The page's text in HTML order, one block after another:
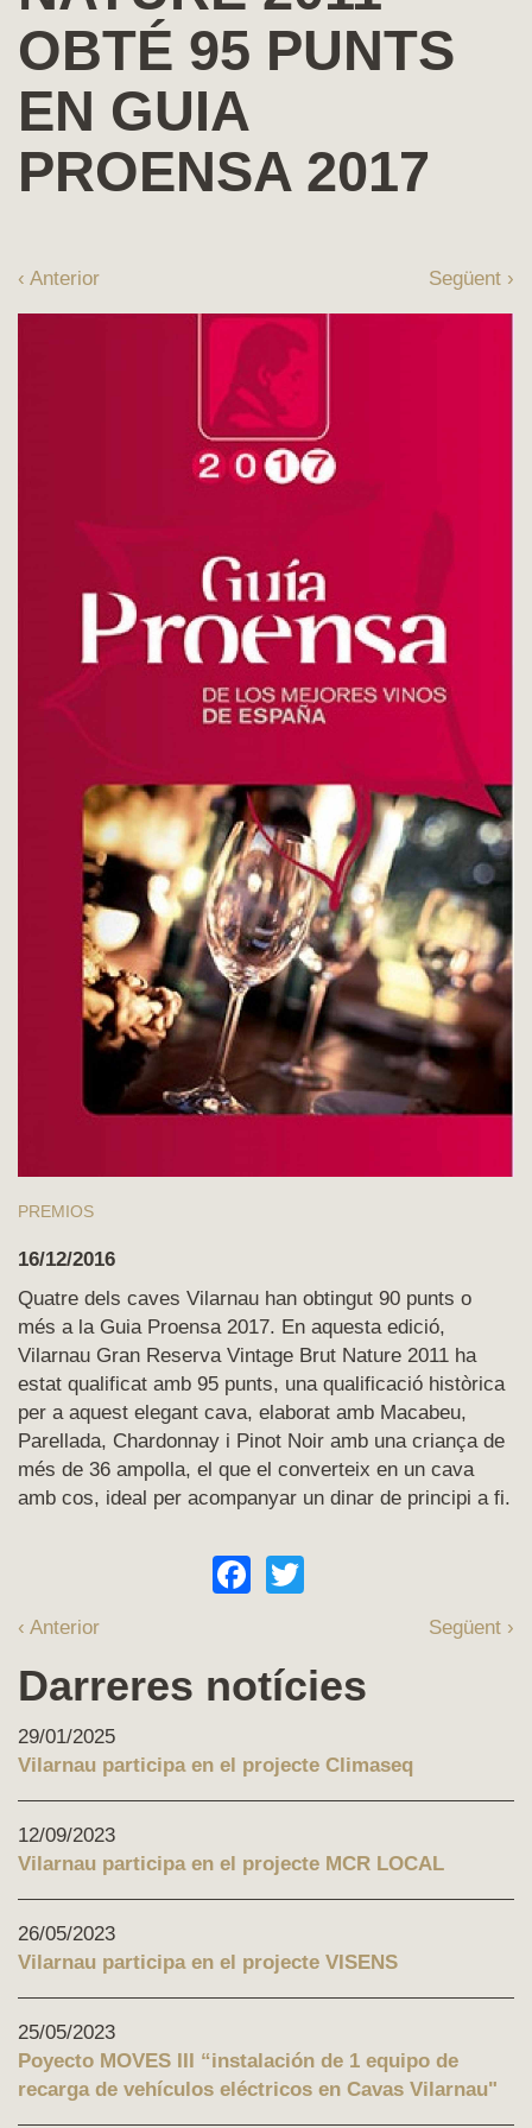
OBTÉ 95 PUNTS
EN GUIA
PROENSA 2017
‹ Anterior Següent ›
PREMIOS
16/12/2016
Quatre dels caves Vilarnau han obtingut 90 punts o
més a la Guia Proensa 2017. En aquesta edició,
Vilarnau Gran Reserva Vintage Brut Nature 2011 ha
estat qualificat amb 95 punts, una qualificació històrica
per a aquest elegant cava, elaborat amb Macabeu,
Parellada, Chardonnay i Pinot Noir amb una criança de
més de 36 ampolla, el que el converteix en un cava
amb cos, ideal per acompanyar un dinar de principi a fi.
Facebook
‹ Anterior Següent ›
Darreres notícies
29/01/2025
Vilarnau participa en el projecte Climaseq
12/09/2023
Vilarnau participa en el projecte MCR LOCAL
26/05/2023
Vilarnau participa en el projecte VISENS
25/05/2023
Poyecto MOVES III “instalación de 1 equipo de
recarga de vehículos eléctricos en Cavas Vilarnau"